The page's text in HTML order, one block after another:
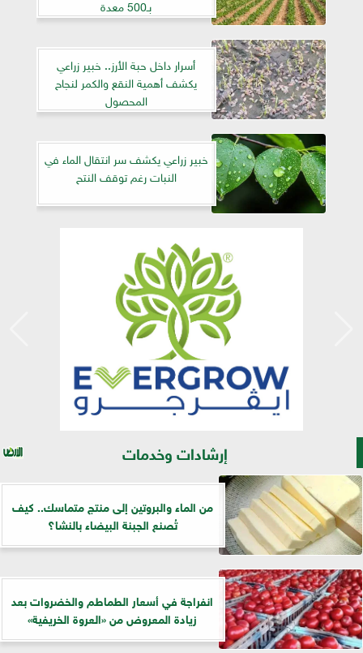
بـ500 معدة
أسرار داخل حبة الأرز.. خبير زراعي
يكشف أهمية النقع والكمر لنجاح
المحصول
خبير زراعي يكشف سر انتقال الماء في
النبات رغم توقف النتح
إرشادات وخدمات
من الماء والبروتين إلى منتج متماسك.. كيف
تُصنع الجبنة البيضاء بالنشا؟
انفراجة في أسعار الطماطم والخضروات بعد
زيادة المعروض من «العروة الخريفية»